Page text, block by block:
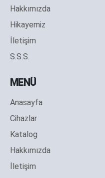
Hakkımızda
Hikayemiz
İletişim
S.S.S.
MENÜ
Anasayfa
Cihazlar
Katalog
Hakkımızda
İletişim